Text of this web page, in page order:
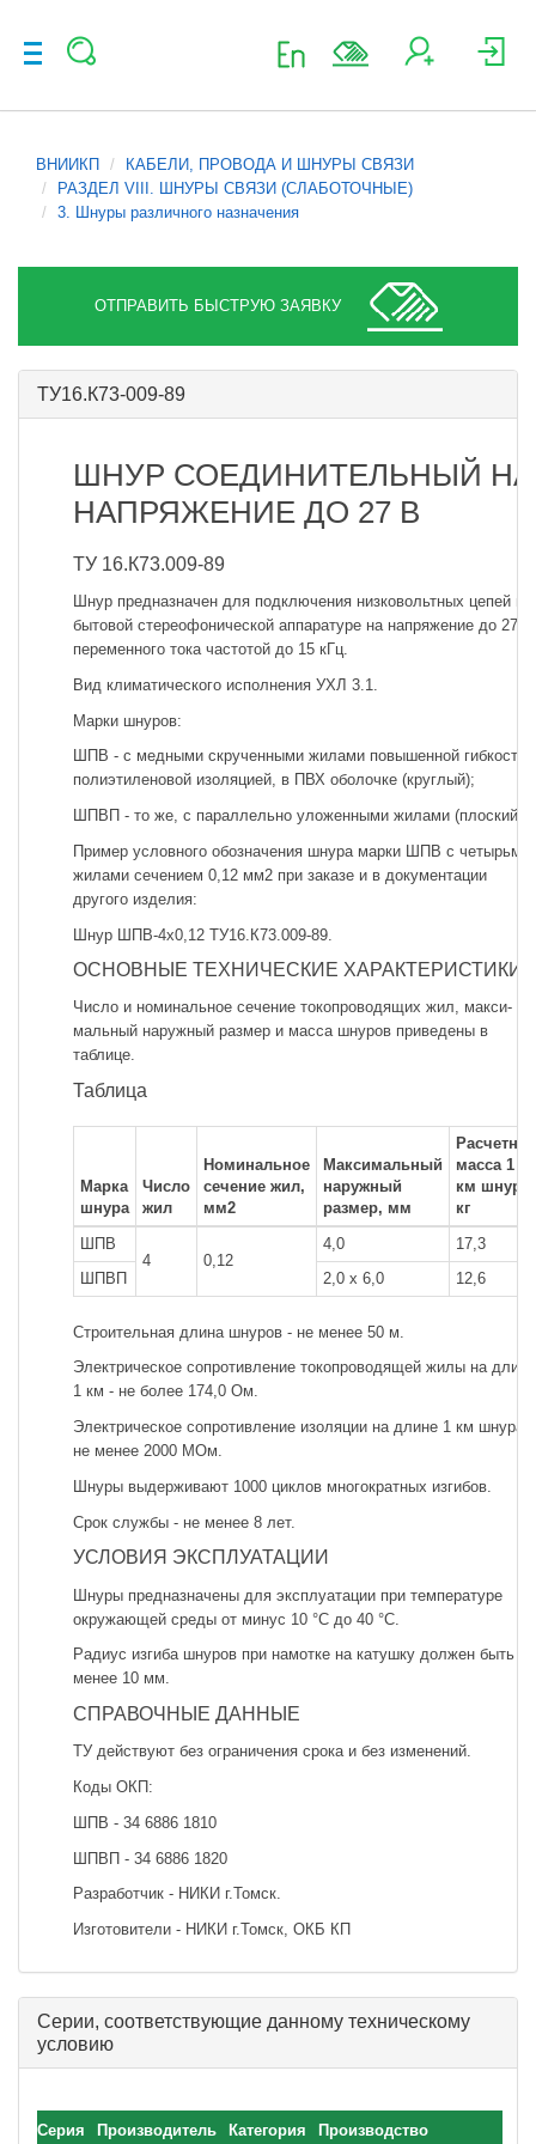
ВНИИКП
КАБЕЛИ, ПРОВОДА И ШНУРЫ СВЯЗИ
РАЗДЕЛ VIII. ШНУРЫ СВЯЗИ (СЛАБОТОЧНЫЕ)
3. Шнуры различного назначения
ОТПРАВИТЬ БЫСТРУЮ ЗАЯВКУ
ТУ16.К73-009-89
ШНУР СОЕДИНИТЕЛЬНЫЙ НА
НАПРЯЖЕНИЕ ДО 27 В
ТУ 16.К73.009-89
Шнур предназначен для подключения низковольтных цепей в
бытовой стереофонической аппаратуре на напряжение до 27 В
переменного тока частотой до 15 кГц.
Вид климатического исполнения УХЛ 3.1.
Марки шнуров:
ШПВ - с медными скрученными жилами повышенной гибкости
полиэтиленовой изоляцией, в ПВХ оболочке (круглый);
ШПВП - то же, с параллельно уложенными жилами (плос­кий).
Пример условного обозначения шнура марки ШПВ с четы­рьмя
жилами сечением 0,12 мм2 при заказе и в документации
другого изделия:
Шнур ШПВ-4х0,12 ТУ16.К73.009-89.
ОСНОВНЫЕ ТЕХНИЧЕСКИЕ ХАРАКТЕРИСТИКИ
Число и номинальное сечение токопроводящих жил, макси­
мальный наружный размер и масса шнуров приведены в
таблице.
Таблица
Марка
шнура
Число
жил
Номинальное
сечение жил,
мм2
Максимальный
наружный
размер, мм
Расчетная
масса 1
км шнура,
кг
ШПВ
4
0,12
4,0
17,3
ШПВП
2,0 х 6,0 12,6
Строительная длина шнуров - не менее 50 м.
Электрическое сопротивление токопроводящей жилы на длине
1 км - не более 174,0 Ом.
Электрическое сопротивление изоляции на длине 1 км шну­ра -
не менее 2000 МОм.
Шнуры выдерживают 1000 циклов многократных изгибов.
Срок службы - не менее 8 лет.
УСЛОВИЯ ЭКСПЛУАТАЦИИ
Шнуры предназначены для эксплуатации при температуре
окружающей среды от минус 10 °С до 40 °С.
Радиус изгиба шнуров при намотке на катушку должен быть не
менее 10 мм.
СПРАВОЧНЫЕ ДАННЫЕ
ТУ действуют без ограничения срока и без изменений.
Коды ОКП:
ШПВ - 34 6886 1810
ШПВП - 34 6886 1820
Разработчик - НИКИ г.Томск.
Изготовители - НИКИ г.Томск, ОКБ КП
Серии, соответствующие данному техническому
условию
Серия Производитель Категория Производство